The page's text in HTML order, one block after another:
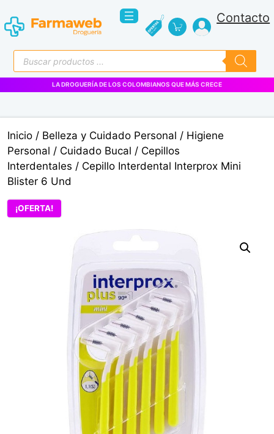
al
contenido
Contacto
Búsqueda
de
productos
LA DROGUERÍA DE LOS COLOMBIANOS QUE MÁS CRECE
Inicio / Belleza y Cuidado Personal / Higiene
Personal / Cuidado Bucal / Cepillos
Interdentales / Cepillo Interdental Interprox Mini
Blister 6 Und
¡OFERTA!